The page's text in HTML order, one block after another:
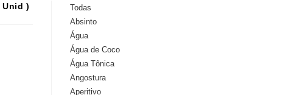
Todas
Absinto
Água
Água de Coco
Água Tônica
Angostura
Aperitivo
Unid )